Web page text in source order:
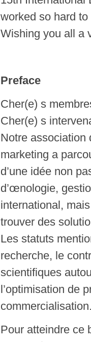
worked so hard
Wishing you all a
Preface
Cher(e) s
Cher(e) s
Notre association
marketing a
d’une idée non
d’œnologie,
international,
trouver des
Les statuts
recherche, le
scientifiques
l’optimisation de
Pour atteindre ce